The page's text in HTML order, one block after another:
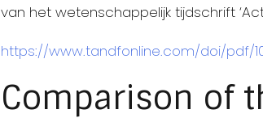
van het wetenschappelijk tijdschrift
https://www.tandfonline.com/doi/pdf/
Comparison of